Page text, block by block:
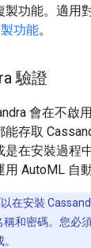
製功能。適用
功能。
驗證
會在不啟
存取
是在安裝過程
用 AutoML 自
在安裝
和密碼。您必